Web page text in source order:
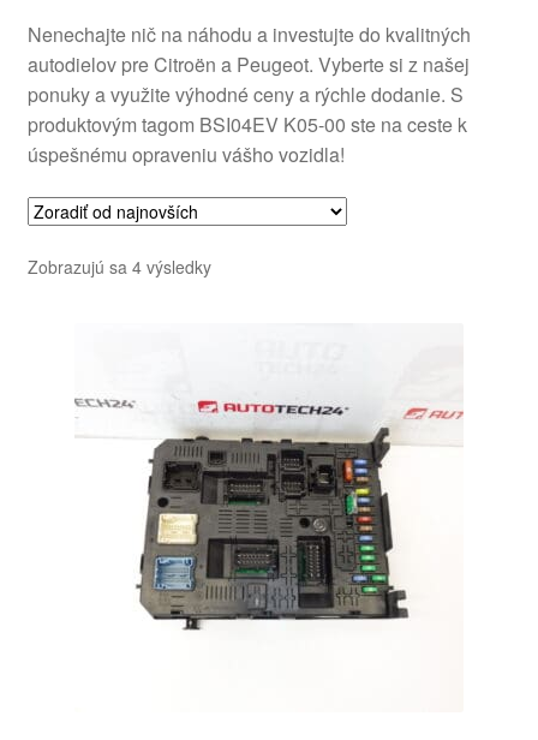
Reklamace
Reklamačný poriadok
Nenechajte nič na náhodu a investujte do kvalitných
autodielov pre Citroën a Peugeot. Vyberte si z našej
ponuky a využite výhodné ceny a rýchle dodanie. S
produktovým tagom BSI04EV K05-00 ste na ceste k
úspešnému opraveniu vášho vozidla!
Zobrazujú sa 4 výsledkyZoradené